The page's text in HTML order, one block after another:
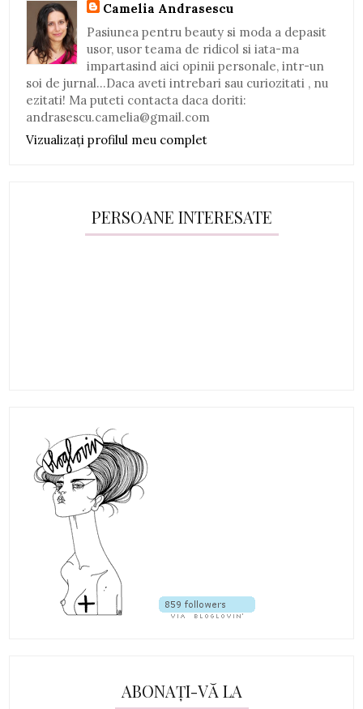
Camelia Andrasescu
Pasiunea pentru beauty si moda a depasit
usor, usor teama de ridicol si iata-ma
impartasind aici opinii personale, intr-un
soi de jurnal...Daca aveti intrebari sau curiozitati , nu
ezitati! Ma puteti contacta daca doriti:
andrasescu.camelia@gmail.com
Vizualizați profilul meu complet
PERSOANE INTERESATE
ABONAȚI-VĂ LA